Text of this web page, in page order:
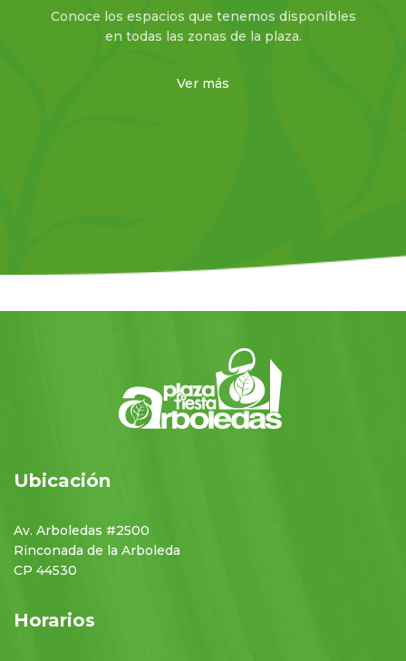
Conoce los espacios que tenemos disponibles
en todas las zonas de la plaza.
Ver más
Ubicación
Av. Arboledas #2500
Rinconada de la Arboleda
CP 44530
Horarios